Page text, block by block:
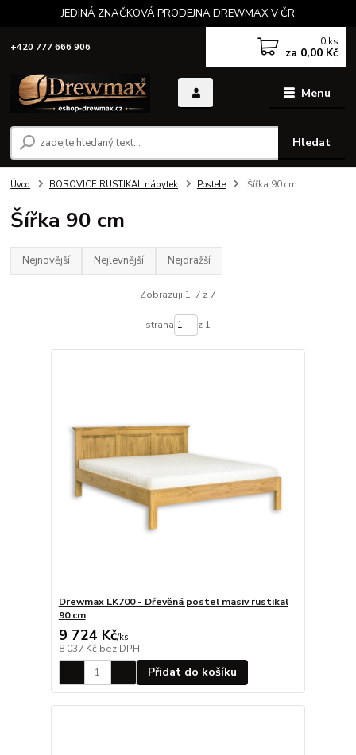
JEDINÁ ZNAČKOVÁ PRODEJNA DREWMAX V ČR
Menu
Hledat
+420 777 666 906 0 ks
za 0,00 Kč
Úvod BOROVICE RUSTIKAL nábytek Postele Šířka 90 cm
Šířka 90 cm
Nejnovější Nejlevnější Nejdražší
Zobrazuji 1-7 z 7
strana z 1
Drewmax LK700 - Dřevěná postel masiv rustikal
90 cm
9 724 Kč/ks
8 037 Kč bez DPH
Přidat do košíku